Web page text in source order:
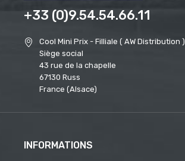
+33 (0)9.54.54.66.11
Cool Mini Prix - Filliale ( AW Distribution )
Siège social
43 rue de la chapelle
67130 Russ
France (Alsace)
INFORMATIONS